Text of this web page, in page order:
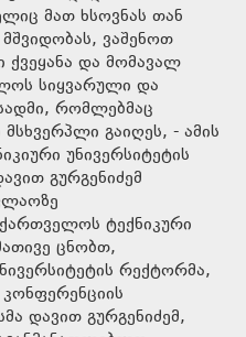
მათ ხსოვნას თან
ვაშენოთ
და მომავალ
სიყვარული და
რომლებმაც
გაიღეს, - ამის
უნივერსიტეტის
გურგენიძემ
ტექნიკური
ცნობთ,
რექტორმა,
დავით გურგენიძემ,